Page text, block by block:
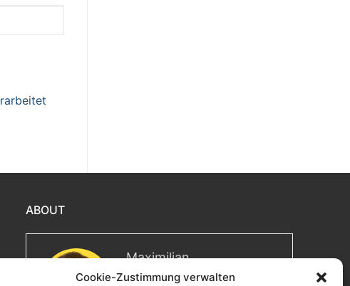
Cookie-Zustimmung verwalten
ABOUT
Maximilian
Herzlich willkommen! Ich bin